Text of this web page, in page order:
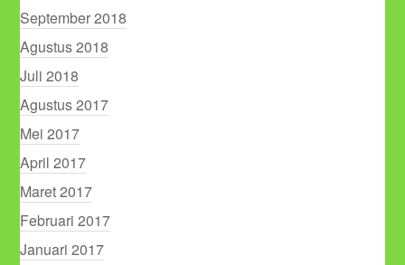
September 2018
Agustus 2018
Juli 2018
Agustus 2017
Mei 2017
April 2017
Maret 2017
Februari 2017
Januari 2017